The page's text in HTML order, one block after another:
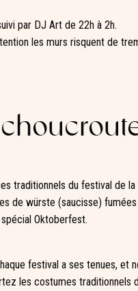
par DJ Art de 22h à 2h.
les murs risquent de
traditionnels du festival de
de würste (saucisse)
Oktoberfest.
festival a ses tenues, et
les costumes traditionnels